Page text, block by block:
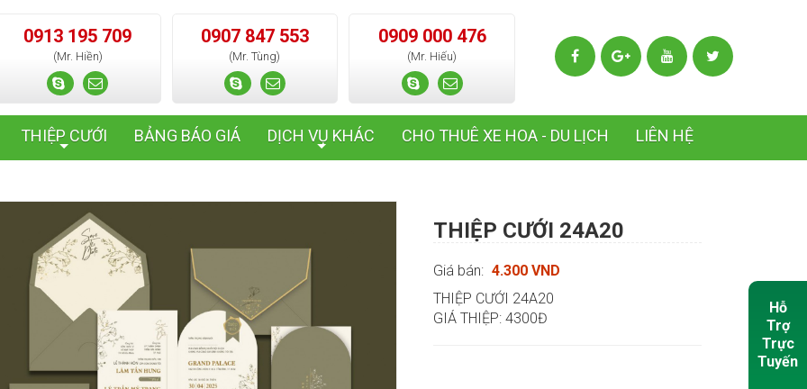
0913 195 709
(Mr. Hiền)
0907 847 553
(Mr. Tùng)
0909 000 476
(Mr. Hiếu)
+
THIỆP CƯỚI BẢNG BÁO GIÁ
+
DỊCH VỤ KHÁC CHO THUÊ XE HOA - DU LỊCH LIÊN HỆ
THIỆP CƯỚI 24A20
Giá bán: 4.300 VND
THIỆP CƯỚI 24A20
GIÁ THIỆP: 4300Đ
Hỗ
Trợ
Trực
Tuyến